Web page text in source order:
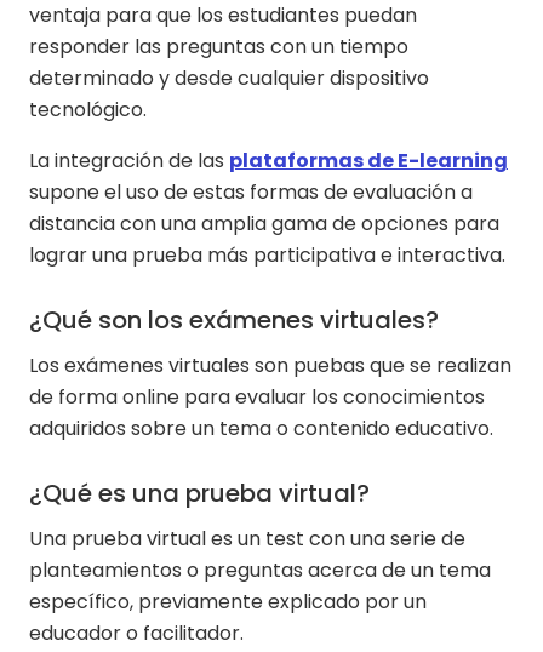
ventaja para que los estudiantes puedan
responder las preguntas con un tiempo
determinado y desde cualquier dispositivo
tecnológico.
La integración de las plataformas de E-learning
supone el uso de estas formas de evaluación a
distancia con una amplia gama de opciones para
lograr una prueba más participativa e interactiva.
¿Qué son los exámenes virtuales?
Los exámenes virtuales son puebas que se realizan
de forma online para evaluar los conocimientos
adquiridos sobre un tema o contenido educativo.
¿Qué es una prueba virtual?
Una prueba virtual es un test con una serie de
planteamientos o preguntas acerca de un tema
específico, previamente explicado por un
educador o facilitador.